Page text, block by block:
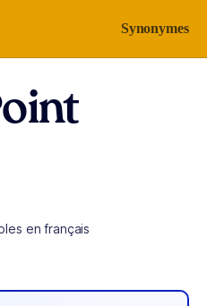
Synonymes
en français